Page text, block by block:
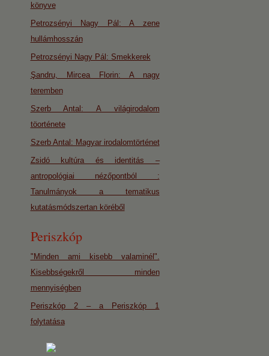
könyve
Petrozsényi Nagy Pál: A zene
hullámhosszán
Petrozsényi Nagy Pál: Smekkerek
Şandru, Mircea Florin: A nagy
teremben
Szerb Antal: A világirodalom
töorténete
Szerb Antal: Magyar irodalomtörténet
Zsidó kultúra és identitás –
antropológiai nézőpontból :
Tanulmányok a tematikus
kutatásmódszertan köréből
Periszkóp
"Minden ami kisebb valaminél".
Kisebbségekről minden
mennyiségben
Periszkóp 2 – a Periszkóp 1
folytatása